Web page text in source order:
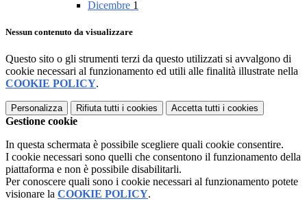
Dicembre 1
Nessun contenuto da visualizzare
Questo sito o gli strumenti terzi da questo utilizzati si avvalgono di
cookie necessari al funzionamento ed utili alle finalità illustrate nella
COOKIE POLICY.
Personalizza Rifiuta tutti i cookies Accetta tutti i cookies
Gestione cookie
In questa schermata è possibile scegliere quali cookie consentire.
I cookie necessari sono quelli che consentono il funzionamento della
piattaforma e non è possibile disabilitarli.
Per conoscere quali sono i cookie necessari al funzionamento potete
visionare la COOKIE POLICY.